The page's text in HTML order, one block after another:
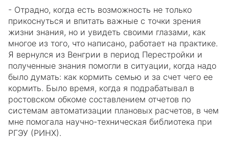
- Отрадно, когда есть возможность не только
прикоснуться и впитать важные с точки зрения
жизни знания, но и увидеть своими глазами, как
многое из того, что написано, работает на практике.
Я вернулся из Венгрии в период Перестройки и
полученные знания помогли в ситуации, когда надо
было думать: как кормить семью и за счет чего ее
кормить. Было время, когда я подрабатывал в
ростовском обкоме составлением отчетов по
системам автоматизации плановых расчетов, в чем
мне помогала научно-техническая библиотека при
РГЭУ (РИНХ).